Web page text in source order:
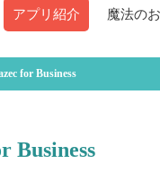
アプリ紹介 魔法の
for Business
Business